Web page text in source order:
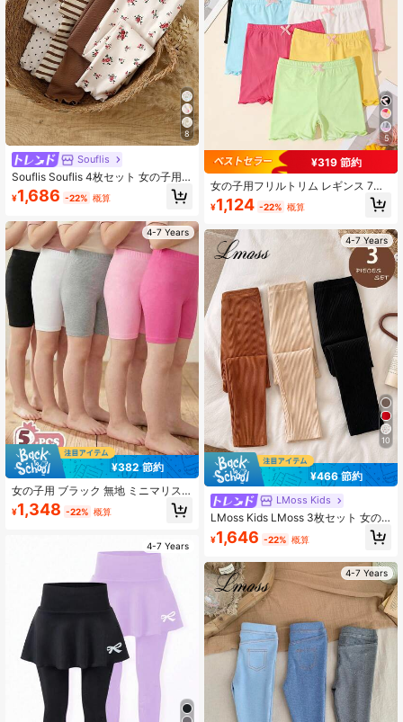
8
Souflis
Souflis Souflis 4枚セット 女の子用
フローラル柄 かわいい 万能 アプリ
コット モランディカラー ストライプ
ズン対応
¥1,686 -22% 概算
4-7 Years
¥382 節約
女の子用 ブラック 無地 ミニマリス
ト 快適 タイトショーツ/レギンス 5枚
セット
¥1,348 -22% 概算
4-7 Years
5
¥319 節約
女の子用フリルトリム レギンス 7枚
パック、日常着用可能な安全ショー
ツ
¥1,124 -22% 概算
4-7 Years
10
¥466 節約
LMoss Kids
LMoss Kids LMoss 3枚セット 女の
子 無地 フィットカジュアルレギン
ス、クリスマス、快適な秋冬スタイ
¥1,646 -22% 概算
4-7 Years